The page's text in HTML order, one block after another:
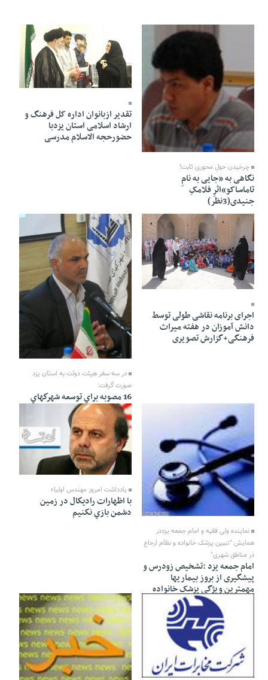
چرخیدن حولِ محوری ثابت!
نگاهی به «جایی به نامِ
تاماساکو»اثرِ فلامکِ
جنیدی(3نظر)
تقدیر ازبانوان اداره کل فرهنگ و
ارشاد اسلامی استان یزدبا
حضورحجه الاسلام مدرسی
27 Ordibehesht 1391 - 18:19
اجرای برنامه نقاشی طولی توسط
دانش آموزان در هفته میراث
فرهنگی+گزارش تصویری
27 Ordibehesht 1391 - 18:15
در سه سفر هيئت دولت به استان يزد
صورت گرفت:
16 مصوبه براي توسعه شهركهاي
صنعتي
27 Ordibehesht 1391 - 18:12
نماینده ولی فقیه و امام جمعه یزددر
همایش "تبیین پزشک خانواده و نظام ارجاع
در مناطق شهری"
امام جمعه یزد :تشخیص زودرس و
پیشگیری از بروز بیماریها
مهمترین ویژگی پزشک خانواده
27 Ordibehesht 1391 - 18:11
یادداشت امروز مهندس اولیاء
با اظهارات راديكال در زمين
دشمن بازي نكنيم